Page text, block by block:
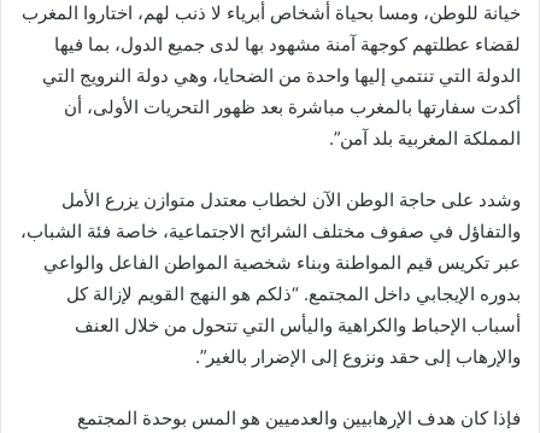
خيانة للوطن، ومسا بحياة أشخاص أبرياء لا ذنب لهم، اختاروا المغرب
لقضاء عطلتهم كوجهة آمنة مشهود بها لدى جميع الدول، بما فيها
الدولة التي تنتمي إليها واحدة من الضحايا، وهي دولة النرويج التي
أكدت سفارتها بالمغرب مباشرة بعد ظهور التحريات الأولى، أن
المملكة المغربية بلد آمن”.
وشدد على حاجة الوطن الآن لخطاب معتدل متوازن يزرع الأمل
والتفاؤل في صفوف مختلف الشرائح الاجتماعية، خاصة فئة الشباب،
عبر تكريس قيم المواطنة وبناء شخصية المواطن الفاعل والواعي
بدوره الإيجابي داخل المجتمع. “ذلكم هو النهج القويم لإزالة كل
أسباب الإحباط والكراهية واليأس التي تتحول من خلال العنف
والإرهاب إلى حقد ونزوع إلى الإضرار بالغير”.
فإذا كان هدف الإرهابيين والعدميين هو المس بوحدة المجتمع